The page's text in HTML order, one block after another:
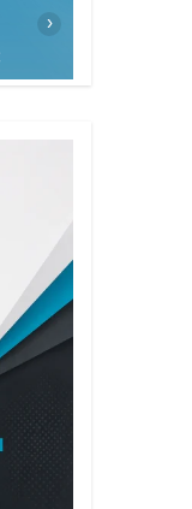
›